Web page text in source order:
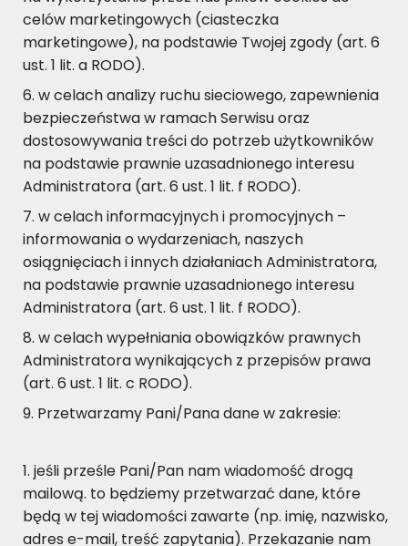
celów marketingowych (ciasteczka
marketingowe), na podstawie Twojej zgody (art. 6
ust. 1 lit. a RODO).
w celach analizy ruchu sieciowego, zapewnienia
bezpieczeństwa w ramach Serwisu oraz
dostosowywania treści do potrzeb użytkowników
na podstawie prawnie uzasadnionego interesu
Administratora (art. 6 ust. 1 lit. f RODO).
w celach informacyjnych i promocyjnych –
informowania o wydarzeniach, naszych
osiągnięciach i innych działaniach Administratora,
na podstawie prawnie uzasadnionego interesu
Administratora (art. 6 ust. 1 lit. f RODO).
w celach wypełniania obowiązków prawnych
Administratora wynikających z przepisów prawa
(art. 6 ust. 1 lit. c RODO).
Przetwarzamy Pani/Pana dane w zakresie:
jeśli prześle Pani/Pan nam wiadomość drogą
mailową. to będziemy przetwarzać dane, które
będą w tej wiadomości zawarte (np. imię, nazwisko,
adres e-mail, treść zapytania). Przekazanie nam